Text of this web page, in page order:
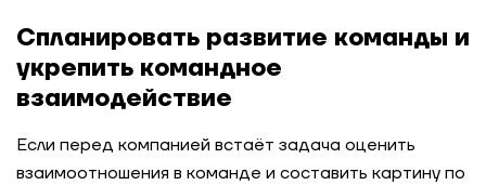
Спланировать развитие команды и
укрепить командное
взаимодействие
Если перед компанией встаёт задача оценить
взаимоотношения в команде и составить картину по